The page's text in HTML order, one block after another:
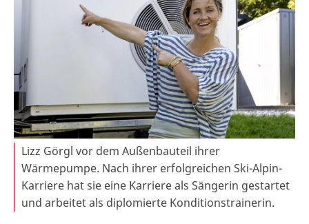
Lizz Görgl vor dem Außenbauteil ihrer
Wärmepumpe. Nach ihrer erfolgreichen Ski-Alpin-
Karriere hat sie eine Karriere als Sängerin gestartet
und arbeitet als diplomierte Konditionstrainerin.